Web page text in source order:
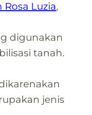
Luzia,
digunakan
tanah.
jenis